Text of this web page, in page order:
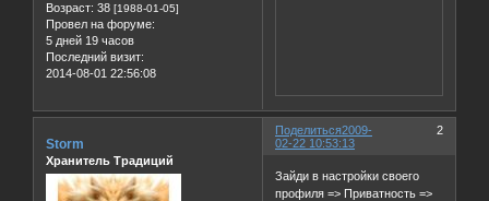
Возраст: 38 [1988-01-05]
Провел на форуме:
5 дней 19 часов
Последний визит:
2014-08-01 22:56:08
Поделиться 2
2009-
02-22 10:53:13
Storm
Хранитель Традиций
Зайди в настройки своего
профиля => Приватность =>